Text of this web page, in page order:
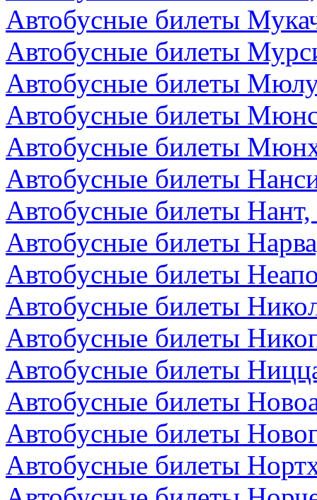
Автобусные билеты
Автобусные билеты
Автобусные билеты
Автобусные билеты
Автобусные билеты
Автобусные билеты
Автобусные билеты
Автобусные билеты
Автобусные билеты
Автобусные билеты
Автобусные билеты
Автобусные билеты
Автобусные билеты
Автобусные билеты
Автобусные билеты